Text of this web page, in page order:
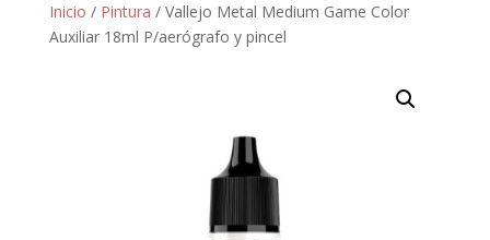
Inicio / Pintura / Vallejo Metal Medium Game Color
Auxiliar 18ml P/aerógrafo y pincel